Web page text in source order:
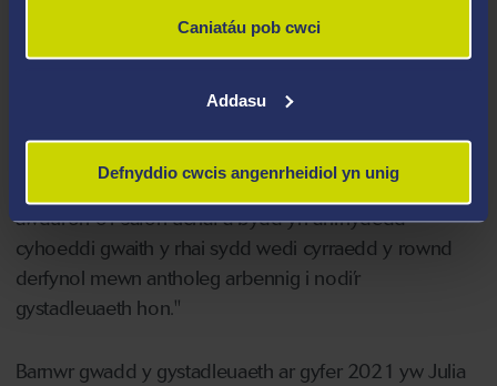
Caniatáu pob cwci
Addasu
Defnyddio cwcis angenrheidiol yn unig
falch iawn o gefnogi ail-lansio'r gystadleuaeth
Meddai Richard Davies o Parthian Books: "Gwobr Stori
Kate Hamer, mae'r enillwyr bob amser wedi bod yn
awduron o'r safon uchaf a bydd yn anrhydedd
cyhoeddi gwaith y rhai sydd wedi cyrraedd y rownd
derfynol mewn antholeg arbennig i nodi’r
gystadleuaeth hon."
Barnwr gwadd y gystadleuaeth ar gyfer 2021 yw Julia